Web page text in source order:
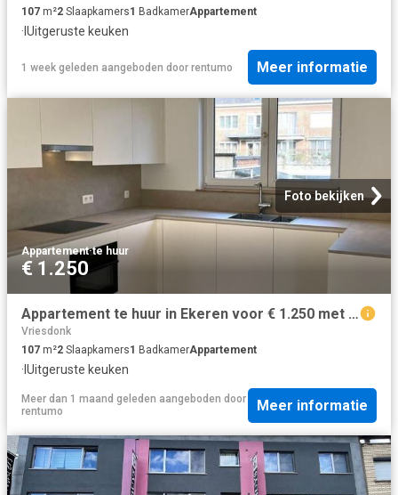
107 m²2 Slaapkamers1 BadkamerAppartement
· IUitgeruste keuken
1 week geleden aangeboden door rentumo Meer informatie
Foto bekijken
Appartement·te huur
€ 1.250
Appartement te huur in Ekeren voor € 1.250 met 2 slaapkamers
Vriesdonk
107 m²2 Slaapkamers1 BadkamerAppartement
·IUitgeruste keuken
Meer dan 1 maand geleden aangeboden door
rentumo
Meer informatie